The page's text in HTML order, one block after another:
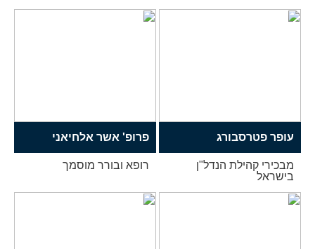
עופר פטרסבורג
מבכירי קהילת הנדל"ן
בישראל
פרופ' אשר אלחיאני
רופא ובורר מוסמך